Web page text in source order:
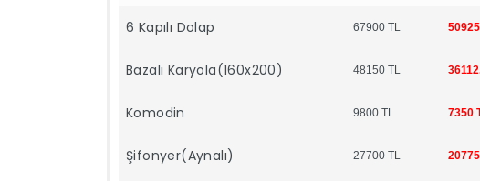
6 Kapılı Dolap 67900 TL
Bazalı Karyola(160x200) 48150 TL
Komodin 9800 TL 7350
Şifonyer(Aynalı) 27700 TL